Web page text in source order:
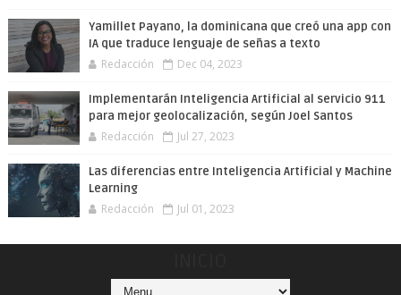
Yamillet Payano, la dominicana que creó una app con
IA que traduce lenguaje de señas a texto
Redacción Dec 04, 2023
Implementarán Inteligencia Artificial al servicio 911
para mejor geolocalización, según Joel Santos
Redacción Jul 27, 2023
Las diferencias entre Inteligencia Artificial y Machine
Learning
Redacción Jul 01, 2023